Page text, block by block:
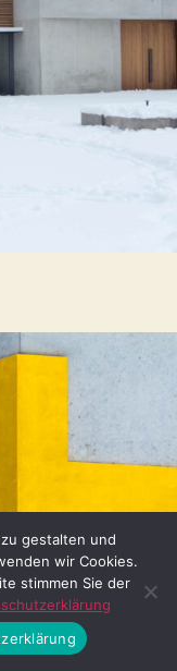
gestalten und
wir Cookies.
stimmen Sie der